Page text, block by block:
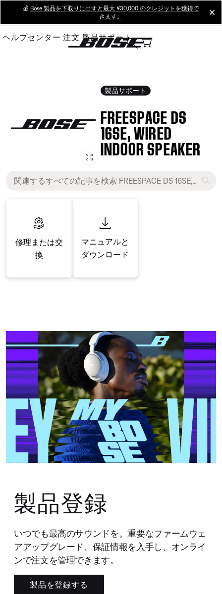
Main
💰 Bose 製品を下取りに出すと最大 ¥30,000 のクレジットを獲得で
きます。
ヘルプセンター 注文 製品サポート
製品サポート
FREESPACE DS
16SE, WIRED
INDOOR SPEAKER
修理または交
換
マニュアルと
ダウンロード
製品登録
いつでも最高のサウンドを。重要なファームウェ
アアップグレード、保証情報を入手し、オンライ
ンで注文を管理できます。
製品を登録する